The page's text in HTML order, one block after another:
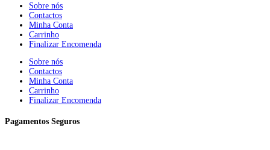
Sobre nós
Contactos
Minha Conta
Carrinho
Finalizar Encomenda
Sobre nós
Contactos
Minha Conta
Carrinho
Finalizar Encomenda
Pagamentos Seguros